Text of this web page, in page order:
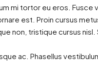
mi tortor eu eros.
est. Proin cursus
non, tristique cursus
ac. Phasellus
2
4 ½